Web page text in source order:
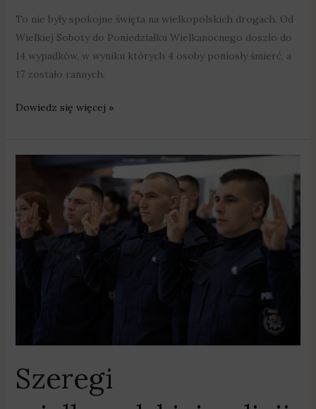
To nie były spokojne święta na wielkopolskich drogach. Od
Wielkiej Soboty do Poniedziałku Wielkanocnego doszło do
14 wypadków, w wyniku których 4 osoby poniosły śmierć, a
17 zostało rannych.
Dowiedz się więcej »
Szeregi
policji
zasili
blisko